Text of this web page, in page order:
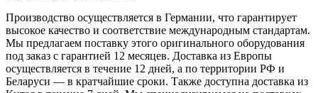
Производство осуществляется в Германии, что гарантирует
высокое качество и соответствие международным стандартам.
Мы предлагаем поставку этого оригинального оборудования
под заказ с гарантией 12 месяцев. Доставка из Европы
осуществляется в течение 12 дней, а по территории РФ и
Беларуси — в кратчайшие сроки. Также доступна доставка из